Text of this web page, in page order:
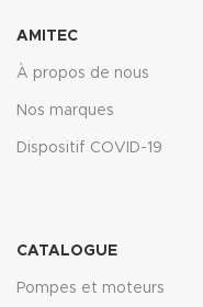
AMITEC
À propos de nous
Nos marques
Dispositif COVID-19
CATALOGUE
Pompes et moteurs